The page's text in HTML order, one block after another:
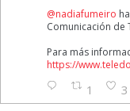
Reconocer y
lograr
1ro de
Foto
Compartir
@nadiafumeiro
Comunicación de
Para más
https://
1 3